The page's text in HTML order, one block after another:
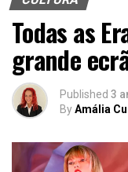
Todas as
grande
Published 3
ByAmália